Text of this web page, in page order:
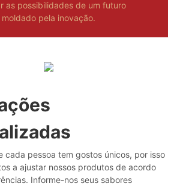
as possibilidades de um futuro
moldado pela inovação.
cada pessoa tem gostos únicos, por isso
a ajustar nossos produtos de acordo
Informe-nos seus sabores